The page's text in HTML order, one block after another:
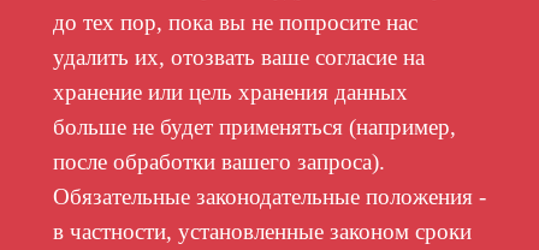
до тех пор, пока вы не попросите нас
удалить их, отозвать ваше согласие на
хранение или цель хранения данных
больше не будет применяться (например,
после обработки вашего запроса).
Обязательные законодательные положения -
в частности, установленные законом сроки